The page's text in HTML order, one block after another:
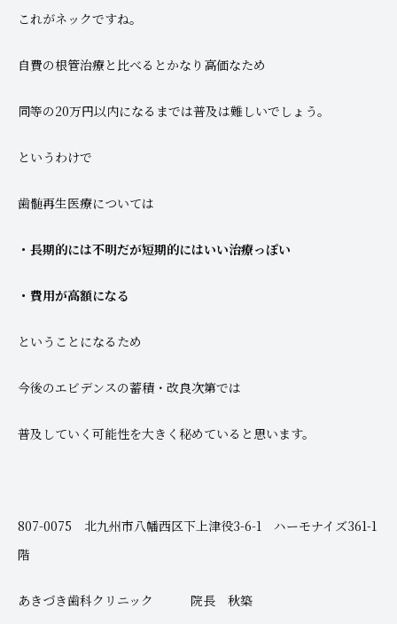
これがネックですね。
自費の根管治療と比べるとかなり高価なため
同等の20万円以内になるまでは普及は難しいでしょう。
というわけで
歯髄再生医療については
・長期的には不明だが短期的にはいい治療っぽい
・費用が高額になる
ということになるため
今後のエビデンスの蓄積・改良次第では
普及していく可能性を大きく秘めていると思います。
807-0075 北九州市八幡西区下上津役3-6-1 ハーモナイズ361-1
階
あきづき歯科クリニック 院長 秋築